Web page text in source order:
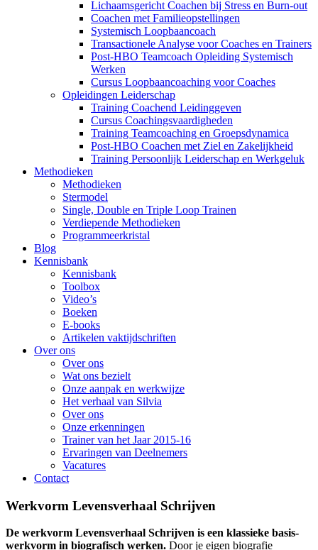
Lichaamsgericht Coachen bij Stress en Burn-out
Coachen met Familieopstellingen
Systemisch Loopbaancoach
Transactionele Analyse voor Coaches en Trainers
Post-HBO Teamcoach Opleiding Systemisch
Werken
Cursus Loopbaancoaching voor Coaches
Opleidingen Leiderschap
Training Coachend Leidinggeven
Cursus Coachingsvaardigheden
Training Teamcoaching en Groepsdynamica
Post-HBO Coachen met Ziel en Zakelijkheid
Training Persoonlijk Leiderschap en Werkgeluk
Methodieken
Methodieken
Stermodel
Single, Double en Triple Loop Trainen
Verdiepende Methodieken
Programmeerkristal
Blog
Kennisbank
Kennisbank
Toolbox
Video’s
Boeken
E-books
Artikelen vaktijdschriften
Over ons
Over ons
Wat ons bezielt
Onze aanpak en werkwijze
Het verhaal van Silvia
Over ons
Onze erkenningen
Trainer van het Jaar 2015-16
Ervaringen van Deelnemers
Vacatures
Contact
Werkvorm Levensverhaal Schrijven
De werkvorm Levensverhaal Schrijven is een klassieke basis-
werkvorm in biografisch werken. Door je eigen biografie